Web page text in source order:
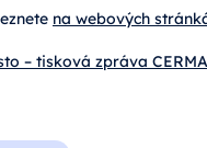
na webových
– tisková zpráva